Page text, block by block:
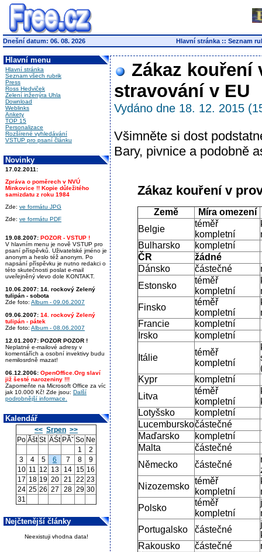
Dnešní datum: 06. 08. 2026 Hlavní stránka :: Seznam
Hlavní menu
Hlavní stránka
Seznam všech rubrik
Press
Ross Hedviček
Zelení inženýra Uhla
Download
Weblinks
Ankety
TOP 15
Personalizace
Rozšírené vyhledávání
VSTUP pro psaní článku
Novinky
17.02.2011:
Zpráva o poměrech v NVÚ
Minkovice !! Kopie důležitého
samizdatu z roku 1984
Zde: ve formátu JPG
Zde: ve formátu PDF
19.08.2007: POZOR - VSTUP !
V hlavním menu je nově VSTUP pro
psaní příspěvků. Uživatelské jméno je
anonym a heslo též anonym. Po
napsání příspěvku je nutno redakci o
této skutečnosti poslat e-mail
uveřejněný vlevo dole KONTAKT.
10.06.2007: 14. rockový Zelený
tulipán - sobota
Zde foto: Album - 09.06.2007
09.06.2007: 14. rockový Zelený
tulipán - pátek
Zde foto: Album - 08.06.2007
12.01.2007: POZOR POZOR !
Neplatné e-mailové adresy v
komentářích a osobní invektivy budu
nemilosrdně mazat!
06.12.2006: OpenOffice.Org slaví
již šesté narozeniny !!!
Zapomeňte na Microsoft Office za víc
jak 10.000 Kč! Zde jsou: Další
podrobnější informace.
Kalendář
<< Srpen >>
Po Ăšt St ÄŚt PĂˇ So Ne
1
2
3
4 5 6 7 8
9
10 11 12 13 14 15 16
17 18 19 20 21 22 23
24 25 26 27 28 29 30
31
Nejčtenější články
Neexistuji vhodna data!
Zákaz kouření
stravování v EU
Vydáno dne 18. 12. 2015
Všimněte si dost
Bary, pivnice a podobně
Zákaz kouření v
Země
Míra omezení
Belgie
téměř
kompletní
Bulharsko
kompletní
ČR
žádné
Dánsko
částečné
Estonsko
téměř
kompletní
Finsko
téměř
kompletní
Francie
kompletní
Irsko
kompletní
Itálie
téměř
kompletní
Kypr
kompletní
Litva
téměř
kompletní
Lotyšsko
kompletní
Lucemburskočástečné
Maďarsko
kompletní
Malta
částečné
Německo
částečné
Nizozemsko
téměř
kompletní
Polsko
téměř
kompletní
Portugalsko
částečné
Rakousko
částečné